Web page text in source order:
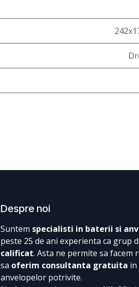
Despre noi
Suntem specialisti in baterii si
peste 25 de ani experienta ca grup
calificat. Asta ne permite sa facem
sa oferim consultanta gratuita in
anvelopelor potrivite.